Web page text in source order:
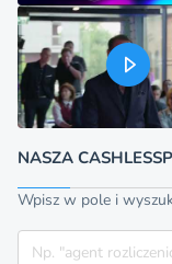
NASZA
Wpisz w pole i
Szukaj